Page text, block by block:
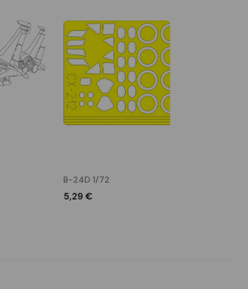
B-24D 1/72
5,29 €